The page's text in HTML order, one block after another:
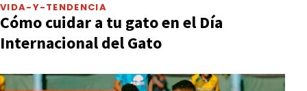
VIDA-Y-TENDENCIA
Cómo cuidar a tu gato en el Día
Internacional del Gato